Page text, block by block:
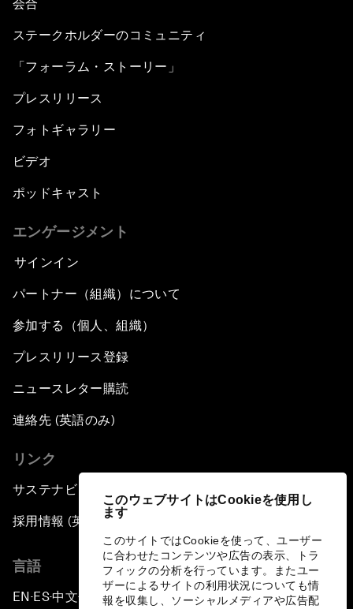
このウェブサイトはCookieを使用し
ます
このサイトではCookieを使って、ユーザー
に合わせたコンテンツや広告の表示、トラ
フィックの分析を行っています。またユー
ザーによるサイトの利用状況についても情
報を収集し、ソーシャルメディアや広告配
会合
ステークホルダーのコミュニティ
「フォーラム・ストーリー」
プレスリリース
フォトギャラリー
ビデオ
ポッドキャスト
エンゲージメント
サインイン
パートナー（組織）について
参加する（個人、組織）
プレスリリース登録
ニュースレター購読
連絡先 (英語のみ)
リンク
サステナビリティへの取り組み
採用情報 (英語のみ)
言語
EN ▪ES▪中文▪ 日本語